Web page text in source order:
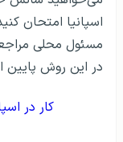
اسپانیا امتحان
مسئول محلی
در این روش
کار در